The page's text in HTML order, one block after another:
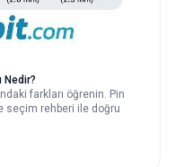
Nedir?
farkları öğrenin. Pin
seçim rehberi ile doğru